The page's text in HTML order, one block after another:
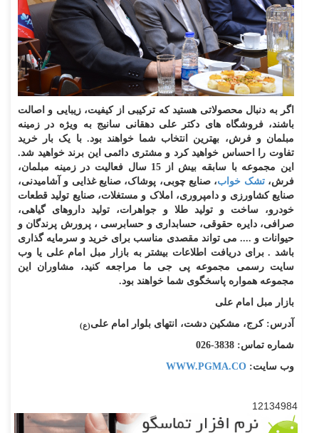
اگر به دنبال محصولاتی هستید که ترکیبی از کیفیت، زیبایی و اصالت
باشند، فروشگاه های دکتر علی دهقانی سانیج به ویژه در زمینه
مبلمان و فرش، بهترین انتخاب شما خواهند بود. با یک بار خرید
تفاوت را احساس خواهید کرد و مشتری دائمی این برند خواهید شد.
این مجموعه با سابقه بیش از 15 سال فعالیت در زمینه مبلمان،
فرش،تشک خواب، صنایع چوبی، پوشاک، صنایع غذایی و آشامیدنی،
صنایع کشاورزی و دامپروری، املاک و مستغلات، صنایع تولید قطعات
خودرو، ساخت و تولید طلا و جواهرات، تولید داروهای گیاهی،
صرافی، دایره حقوقی، حسابداری و حسابرسی ، پرورش پرندگان و
حیوانات و .... می تواند مقصدی مناسب برای خرید و سرمایه گذاری
باشد . برای دریافت اطلاعات بیشتر به بازار مبل امام علی یا وب
سایت رسمی مجموعه پی جی ما مراجعه کنید، مشاوران این
مجموعه همواره پاسخگوی شما خواهند بود.
بازار مبل امام علی
آدرس: کرج، مشکین دشت، انتهای بلوار امام علی(ع)
شماره تماس: 3838-026
وب سایت: WWW.PGMA.CO
12134984